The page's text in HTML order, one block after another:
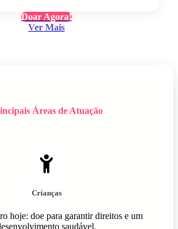
Doar Agora!
Ver Mais
Áreas de Atuação
Crianças
hoje: doe para garantir direitos e um
saudável.